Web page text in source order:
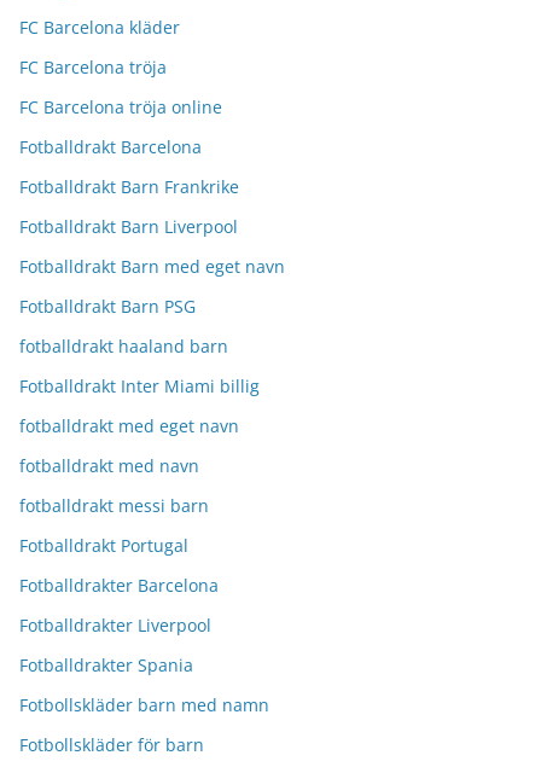
FC Barcelona kläder
FC Barcelona tröja
FC Barcelona tröja online
Fotballdrakt Barcelona
Fotballdrakt Barn Frankrike
Fotballdrakt Barn Liverpool
Fotballdrakt Barn med eget navn
Fotballdrakt Barn PSG
fotballdrakt haaland barn
Fotballdrakt Inter Miami billig
fotballdrakt med eget navn
fotballdrakt med navn
fotballdrakt messi barn
Fotballdrakt Portugal
Fotballdrakter Barcelona
Fotballdrakter Liverpool
Fotballdrakter Spania
Fotbollskläder barn med namn
Fotbollskläder för barn